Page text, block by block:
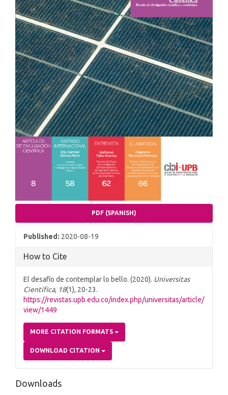
PDF (SPANISH)
Published: 2020-08-19
How to Cite
El desafío de contemplar lo bello. (2020). Universitas
Científica, 18(1), 20-23.
https://revistas.upb.edu.co/index.php/universitas/article/
view/1449
MORE CITATION FORMATS
DOWNLOAD CITATION
Downloads